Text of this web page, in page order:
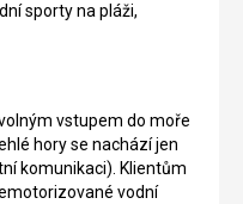
sporty na pláži,
vstupem do moře
hory se nachází jen
komunikaci). Klientům
vodní